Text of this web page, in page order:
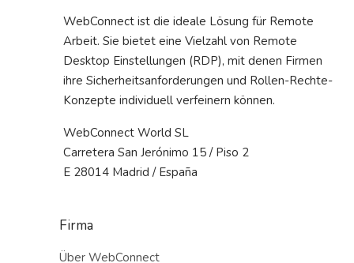
WebConnect ist die ideale Lösung für Remote
Arbeit. Sie bietet eine Vielzahl von Remote
Desktop Einstellungen (RDP), mit denen Firmen
ihre Sicherheitsanforderungen und Rollen-Rechte-
Konzepte individuell verfeinern können.
WebConnect World SL
Carretera San Jerónimo 15 / Piso 2
E 28014 Madrid / España
Firma
Über WebConnect